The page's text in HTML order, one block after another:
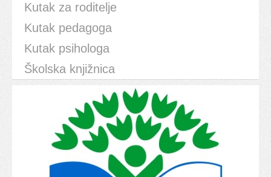
Kutak za roditelje
Kutak pedagoga
Kutak psihologa
Školska knjižnica